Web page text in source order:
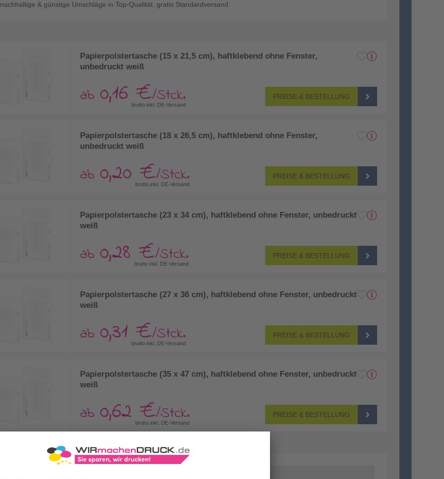
nachhaltige & günstige Umschläge in Top-Qualität, gratis Standardversand
Papierpolstertasche (15 x 21,5 cm), haftklebend ohne Fenster,
unbedruckt weiß
ab 0,16 €/Stck.
brutto inkl. DE-Versand
PREISE & BESTELLUNG
Papierpolstertasche (18 x 26,5 cm), haftklebend ohne Fenster,
unbedruckt weiß
ab 0,20 €/Stck.
brutto inkl. DE-Versand
PREISE & BESTELLUNG
Papierpolstertasche (23 x 34 cm), haftklebend ohne Fenster, unbedruckt
weiß
ab 0,28 €/Stck.
brutto inkl. DE-Versand
PREISE & BESTELLUNG
Papierpolstertasche (27 x 36 cm), haftklebend ohne Fenster, unbedruckt
weiß
ab 0,31 €/Stck.
brutto inkl. DE-Versand
PREISE & BESTELLUNG
Papierpolstertasche (35 x 47 cm), haftklebend ohne Fenster, unbedruckt
weiß
ab 0,62 €/Stck.
brutto inkl. DE-Versand
PREISE & BESTELLUNG